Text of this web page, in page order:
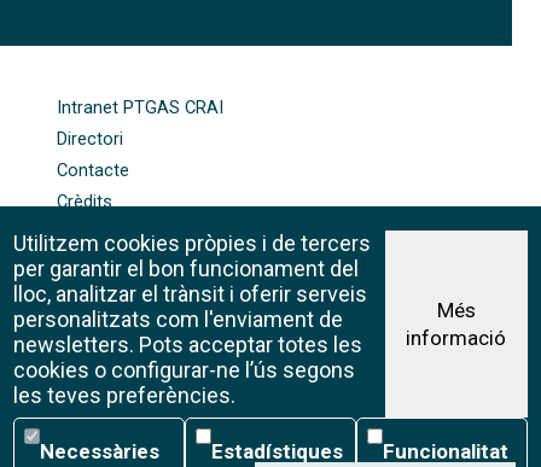
Intranet PTGAS CRAI
Directori
Contacte
Crèdits
Política de galetes
Avís legal
©CRAI Universitat de Barcelona
Creative Commons 4.0
Utilitzem cookies pròpies i de tercers
per garantir el bon funcionament del
lloc, analitzar el trànsit i oferir serveis
personalitzats com l'enviament de
newsletters. Pots acceptar totes les
cookies o configurar-ne l’ús segons
les teves preferències.
Més
informació
Necessàries
Necessàries Estadístiques
Estadístiques Funcionalitat
Funcionalitat